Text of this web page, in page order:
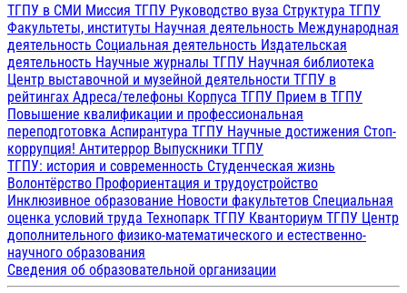
ТГПУ в СМИ Миссия ТГПУ Руководство вуза Структура ТГПУ
Факультеты, институты Научная деятельность Международная
деятельность Социальная деятельность Издательская
деятельность Научные журналы ТГПУ Научная библиотека
Центр выставочной и музейной деятельности ТГПУ в
рейтингах Адреса/телефоны Корпуса ТГПУ Прием в ТГПУ
Повышение квалификации и профессиональная
переподготовка Аспирантура ТГПУ Научные достижения Стоп-
коррупция! Антитеррор Выпускники ТГПУ
ТГПУ: история и современность Студенческая жизнь
Волонтёрство Профориентация и трудоустройство
Инклюзивное образование Новости факультетов Специальная
оценка условий труда Технопарк ТГПУ Кванториум ТГПУ Центр
дополнительного физико-математического и естественно-
научного образования
Сведения об образовательной организации